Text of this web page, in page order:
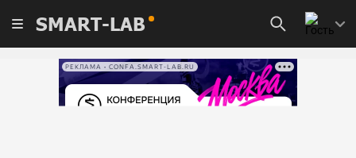
SMART-LAB
РЕКЛАМА • CONFA.SMART-LAB.RU